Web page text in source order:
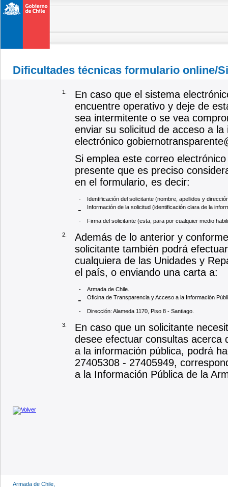
Dificultades técnicas formulario online/
1.
En caso que el sistema
encuentre operativo y deje de
sea intermitente o se vea
enviar su solicitud de acceso a
electrónico
Si emplea este correo
presente que es preciso
en el formulario, es decir:
- Identificación del solicitante (nombre, apellidos y
- Información de la solicitud (identificación clara de la
- Firma del solicitante (esta, para por cualquier medio
2.
Además de lo anterior y
solicitante también podrá
cualquiera de las Unidades y
el país, o enviando una carta a:
- Armada de Chile.
- Oficina de Transparencia y Acceso a la Información
- Dirección: Alameda 1170, Piso 8 - Santiago.
3.
En caso que un solicitante
desee efectuar consultas acerca
a la información pública, podrá
27405308 - 27405949,
a la Información Pública de la